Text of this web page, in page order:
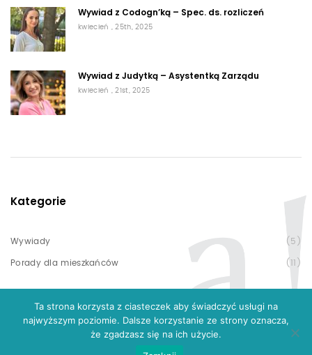
Wywiad z Codogn’ką – Spec. ds. rozliczeń
kwiecień , 25th, 2025
Wywiad z Judytką – Asystentką Zarządu
kwiecień , 21st, 2025
Kategorie
Wywiady (5)
Porady dla mieszkańców (11)
Ta strona korzysta z ciasteczek aby świadczyć usługi na
najwyższym poziomie. Dalsze korzystanie ze strony oznacza,
że zgadzasz się na ich użycie.